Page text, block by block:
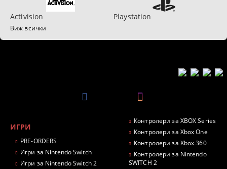
Activision Playstation
Виж всички
ИГРИ
PRE-ORDERS
Игри за Nintendo Switch
Игри за Nintendo Switch 2
Контролери за XBOX Series
Контролери за Xbox One
Контролери за Xbox 360
Контролери за Nintendo
SWITCH 2